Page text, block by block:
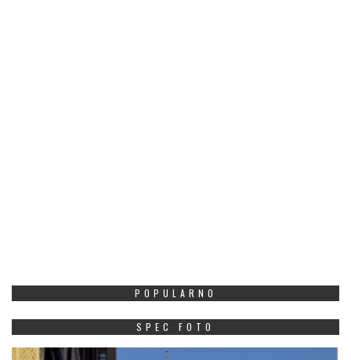
POPULARNO
SPEC FOTO